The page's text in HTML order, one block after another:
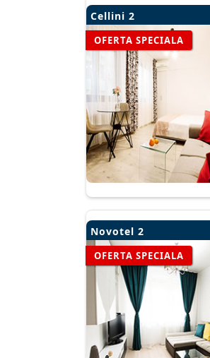
Cellini 2
OFERTA SPECIALA
Novotel 2
OFERTA SPECIALA